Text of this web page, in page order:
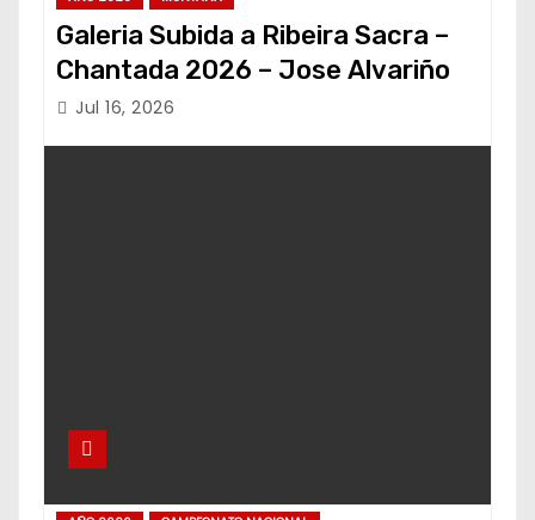
Galeria Subida a Ribeira Sacra –
Chantada 2026 – Jose Alvariño
Jul 16, 2026